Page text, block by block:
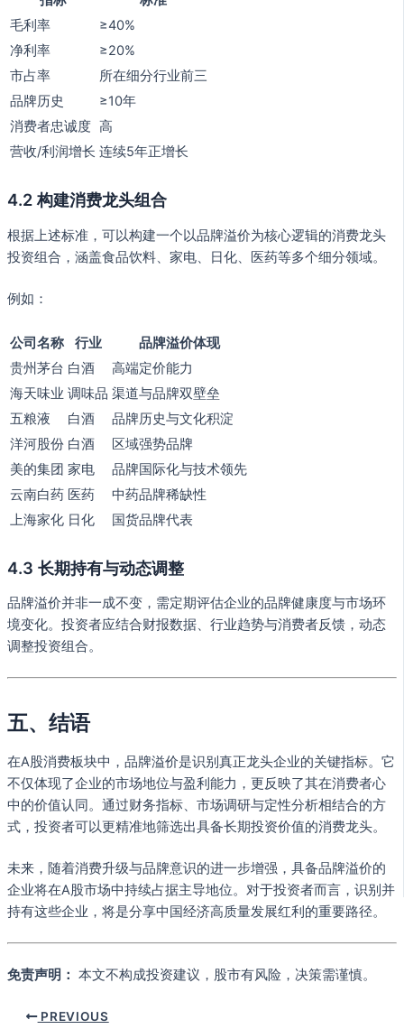
毛利率
≥40%
净利率
≥20%
市占率
所在细分行业前三
品牌历史
≥10年
消费者忠诚度 高
营收/利润增长 连续5年正增长
4.2 构建消费龙头组合
根据上述标准，可以构建一个以品牌溢价为核心逻辑的消费龙头
投资组合，涵盖食品饮料、家电、日化、医药等多个细分领域。
例如：
公司名称 行业
品牌溢价体现
贵州茅台 白酒
高端定价能力
海天味业 调味品 渠道与品牌双壁垒
五粮液
白酒
品牌历史与文化积淀
洋河股份 白酒
区域强势品牌
美的集团 家电
品牌国际化与技术领先
云南白药 医药
中药品牌稀缺性
上海家化 日化 国货品牌代表
4.3 长期持有与动态调整
品牌溢价并非一成不变，需定期评估企业的品牌健康度与市场环
境变化。投资者应结合财报数据、行业趋势与消费者反馈，动态
调整投资组合。
五、结语
在A股消费板块中，品牌溢价是识别真正龙头企业的关键指标。它
不仅体现了企业的市场地位与盈利能力，更反映了其在消费者心
中的价值认同。通过财务指标、市场调研与定性分析相结合的方
式，投资者可以更精准地筛选出具备长期投资价值的消费龙头。
未来，随着消费升级与品牌意识的进一步增强，具备品牌溢价的
企业将在A股市场中持续占据主导地位。对于投资者而言，识别并
持有这些企业，将是分享中国经济高质量发展红利的重要路径。
免责声明： 本文不构成投资建议，股市有风险，决策需谨慎。
PREVIOUS